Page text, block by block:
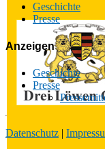
Geschichte
Presse
Anzeigen
Geschichte
Presse
Datenschutz |